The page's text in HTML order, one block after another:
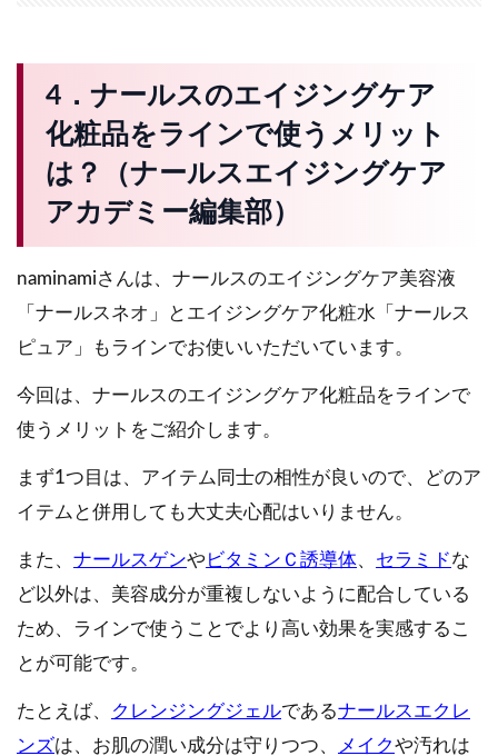
4．ナールスのエイジングケア
化粧品をラインで使うメリット
は？（ナールスエイジングケア
アカデミー編集部）
naminamiさんは、ナールスのエイジングケア美容液
「ナールスネオ」とエイジングケア化粧水「ナールス
ピュア」もラインでお使いいただいています。
今回は、ナールスのエイジングケア化粧品をラインで
使うメリットをご紹介します。
まず1つ目は、アイテム同士の相性が良いので、どのア
イテムと併用しても大丈夫心配はいりません。
また、 ナールスゲンやビタミンＣ誘導体、 セラミドな
ど以外は、美容成分が重複しないように配合している
ため、ラインで使うことでより高い効果を実感するこ
とが可能です。
たとえば、 クレンジングジェルであるナールスエクレ
ンズは、お肌の潤い成分は守りつつ、 メイクや汚れは